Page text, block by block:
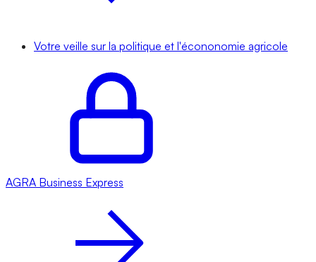
Votre veille sur la politique et l'écononomie agricole
AGRA Business Express